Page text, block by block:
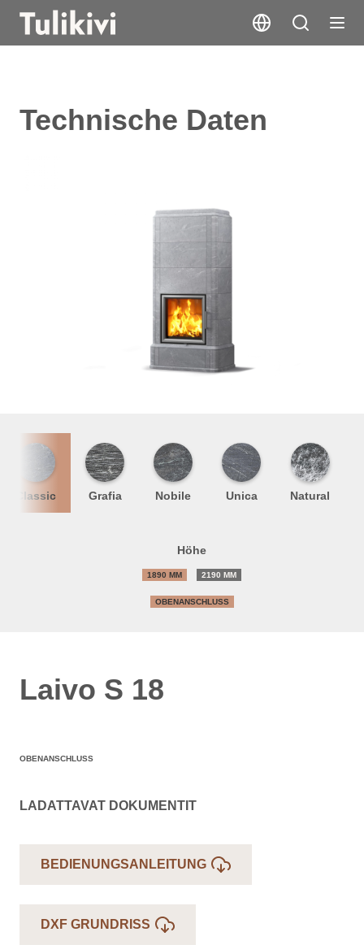
Technische Daten
Classic Grafia Nobile Unica Natural
Höhe
1890 MM 2190 MM
OBENANSCHLUSS
Laivo S 18
OBENANSCHLUSS
LADATTAVAT DOKUMENTIT
BEDIENUNGSANLEITUNG
DXF GRUNDRISS